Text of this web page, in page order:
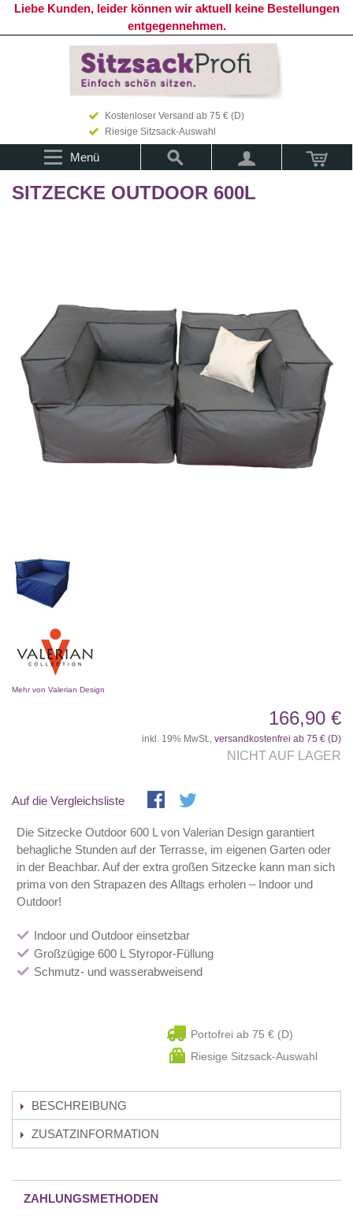
Liebe Kunden, leider können wir aktuell keine Bestellungen
entgegennehmen.
Kostenloser Versand ab 75 € (D)
Riesige Sitzsack-Auswahl
Menü
SITZECKE OUTDOOR 600L
Mehr von Valerian Design
166,90 €
inkl. 19% MwSt., versandkostenfrei ab 75 € (D)
NICHT AUF LAGER
Auf die Vergleichsliste
Die Sitzecke Outdoor 600 L von Valerian Design garantiert
behagliche Stunden auf der Terrasse, im eigenen Garten oder
in der Beachbar. Auf der extra großen Sitzecke kann man sich
prima von den Strapazen des Alltags erholen – Indoor und
Outdoor!
Indoor und Outdoor einsetzbar
Großzügige 600 L Styropor-Füllung
Schmutz- und wasserabweisend
Portofrei ab 75 € (D)
Riesige Sitzsack-Auswahl
BESCHREIBUNG
ZUSATZINFORMATION
ZAHLUNGSMETHODEN